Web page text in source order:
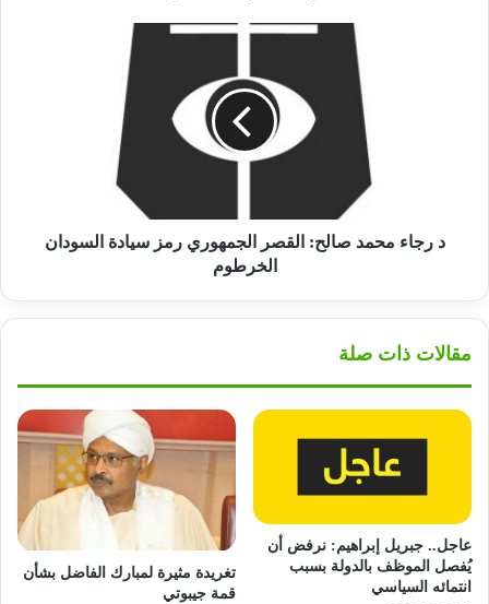
الخرطومد رجاء محمد صالح: القصر الجمهوري رمز سيادة السودان
الخرطوم
مقالات ذات صلة
عاجل.. جبريل إبراهيم: نرفض أن
يُفصل الموظف بالدولة بسبب
انتمائه السياسي
تغريدة مثيرة لمبارك الفاضل بشأن
قمة جيبوتي